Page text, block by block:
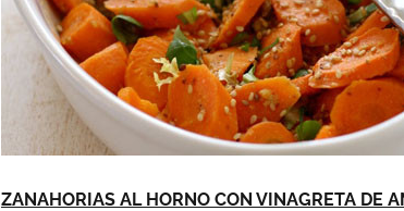
ZANAHORIAS AL HORNO CON VINAGRETA DE